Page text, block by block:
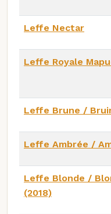
Leffe Nectar
Leffe Royale
Leffe Brune /
Leffe Ambrée /
Leffe Blonde /
(2018)